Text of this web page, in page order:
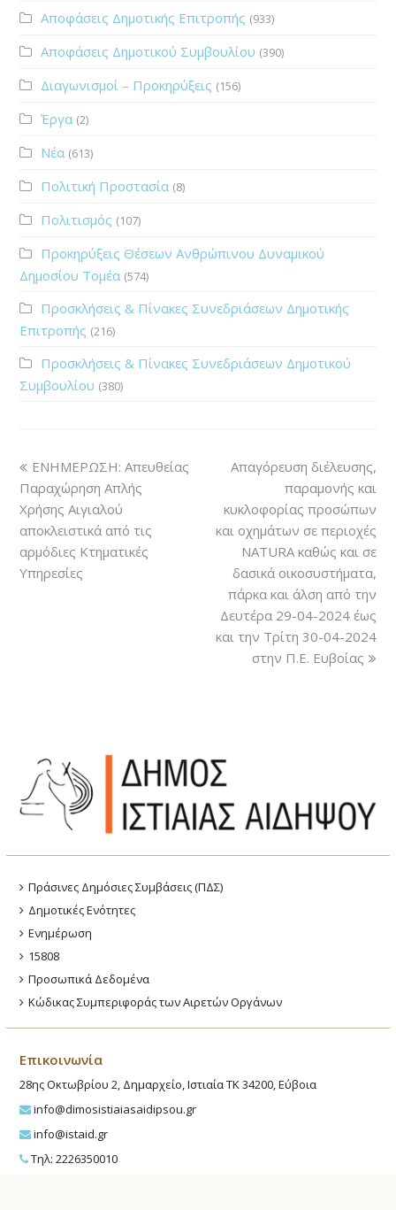
Αποφάσεις Δημοτικής Επιτροπής (933)
Αποφάσεις Δημοτικού Συμβουλίου (390)
Διαγωνισμοί – Προκηρύξεις (156)
Έργα (2)
Νέα (613)
Πολιτική Προστασία (8)
Πολιτισμός (107)
Προκηρύξεις Θέσεων Ανθρώπινου Δυναμικού
Δημοσίου Τομέα (574)
Προσκλήσεις & Πίνακες Συνεδριάσεων Δημοτικής
Επιτροπής (216)
Προσκλήσεις & Πίνακες Συνεδριάσεων Δημοτικού
Συμβουλίου (380)
ΕΝΗΜΕΡΩΣΗ: Απευθείας
Παραχώρηση Απλής
Χρήσης Αιγιαλού
αποκλειστικά από τις
αρμόδιες Κτηματικές
Υπηρεσίες
Απαγόρευση διέλευσης,
παραμονής και
κυκλοφορίας προσώπων
και οχημάτων σε περιοχές
ΝATURA καθώς και σε
δασικά οικοσυστήματα,
πάρκα και άλση από την
Δευτέρα 29-04-2024 έως
και την Τρίτη 30-04-2024
στην Π.Ε. Ευβοίας
Πράσινες Δημόσιες Συμβάσεις (ΠΔΣ)
Δημοτικές Ενότητες
Ενημέρωση
15808
Προσωπικά Δεδομένα
Κώδικας Συμπεριφοράς των Αιρετών Οργάνων
Επικοινωνία
28ης Οκτωβρίου 2, Δημαρχείο, Ιστιαία ΤΚ 34200, Εύβοια
info@dimosistiaiasaidipsou.gr
info@istaid.gr
Τηλ: 2226350010